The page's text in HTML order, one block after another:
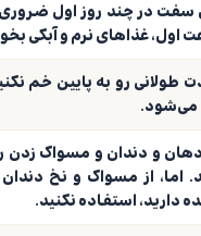
سفت در چند روز اول ضروری
طولانی رو به پایین خم
می‌شود.
و دندان و مسواک زدن
اما، از مسواک و نخ
دارید، استفاده نکنید.